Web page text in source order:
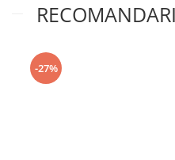
-27%